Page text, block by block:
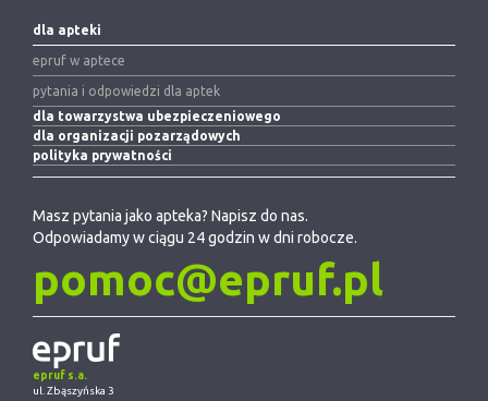
dla apteki
epruf w aptece
pytania i odpowiedzi dla aptek
dla towarzystwa ubezpieczeniowego
dla organizacji pozarządowych
polityka prywatności
Masz pytania jako apteka? Napisz do nas.
Odpowiadamy w ciągu 24 godzin w dni robocze.
pomoc@epruf.pl
epruf s.a.
ul. Zbąszyńska 3